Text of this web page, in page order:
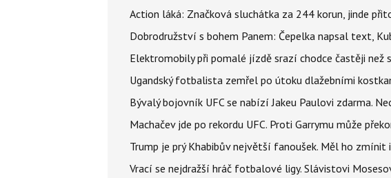
Action láká: Značková sluchátka za 244 korun, jinde
Dobrodružství s bohem Panem: Čepelka napsal text,
Elektromobily při pomalé jízdě srazí chodce častěji než
Ugandský fotbalista zemřel po útoku dlažebními
Bývalý bojovník UFC se nabízí Jakeu Paulovi zdarma.
Machačev jde po rekordu UFC. Proti Garrymu může
Trump je prý Khabibův největší fanoušek. Měl ho zmínit
Vrací se nejdražší hráč fotbalové ligy. Slávistovi